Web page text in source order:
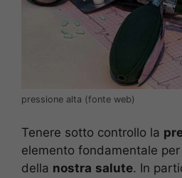
pressione alta (fonte web)
Tenere sotto controllo la
elemento fondamentale
della nostra salute. In